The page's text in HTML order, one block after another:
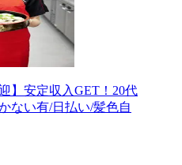
】安定収入GET！20代
ない有/日払い/髪色自